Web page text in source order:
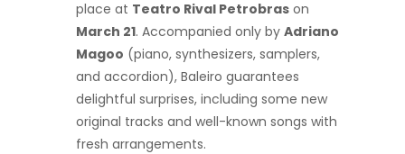
place at Teatro Rival Petrobras on
March 21. Accompanied only by Adriano
Magoo (piano, synthesizers, samplers,
and accordion), Baleiro guarantees
delightful surprises, including some new
original tracks and well-known songs with
fresh arrangements.